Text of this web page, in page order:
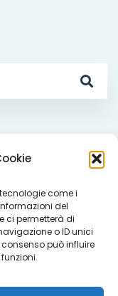
come i
del
ci permetterà di
o ID unici
può influire